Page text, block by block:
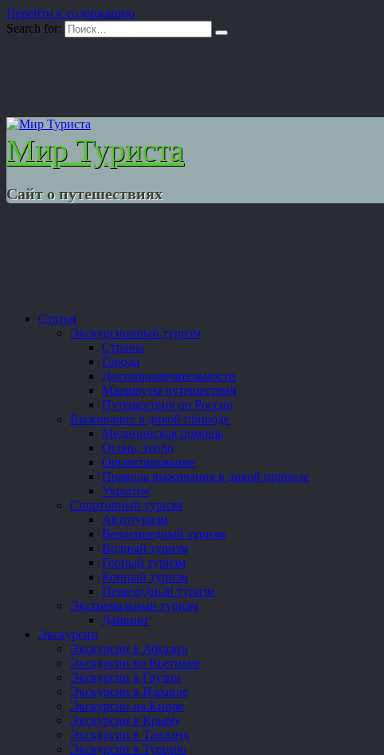
Перейти к содержанию
Search for:
Мир Туриста
Сайт о путешествиях
Статьи
Экскурсионный туризм
Страны
Города
Достопримечательности
Маршруты путешествий
Путешествия по России
Выживание в дикой природе
Медицинская помощь
Огонь, тепло
Ориентирование
Правила выживания в дикой природе
Укрытие
Спортивный туризм
Автотуризм
Велосипедный туризм
Водный туризм
Горный туризм
Конный туризм
Пешеходный туризм
Экстремальный туризм
Дайвинг
Экскурсии
Экскурсии в Абхазии
Экскурсии во Вьетнаме
Экскурсии в Грузии
Экскурсии в Израиле
Экскурсии на Кипре
Экскурсии в Крыму
Экскурсии в Таиланд
Экскурсии в Турцию